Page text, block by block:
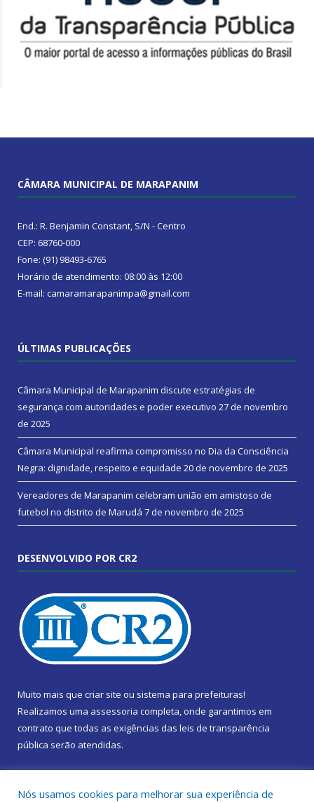
CÂMARA MUNICIPAL DE MARAPANIM
End.: R. Benjamin Constant, S/N - Centro
CEP: 68760-000
Fone: (91) 98493-6765
Horário de atendimento: 08:00 às 12:00
E-mail: camaramarapanimpa@gmail.com
ÚLTIMAS PUBLICAÇÕES
Câmara Municipal de Marapanim discute estratégias de
segurança com autoridades e poder executivo 27 de novembro
de 2025
Câmara Municipal reafirma compromisso no Dia da Consciência
Negra: dignidade, respeito e equidade 20 de novembro de 2025
Vereadores de Marapanim celebram união em amistoso de
futebol no distrito de Marudá 7 de novembro de 2025
DESENVOLVIDO POR CR2
Muito mais que criar site ou sistema para prefeituras!
Realizamos uma assessoria completa, onde garantimos em
contrato que todas as exigências das leis de transparência
pública serão atendidas.
Nós usamos cookies para melhorar sua experiência de